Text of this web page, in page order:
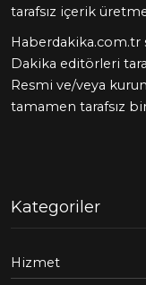
tarafsız içerik
Haberdakika.com.tr
Dakika editörleri
Resmi ve/veya
tamamen tarafsız bir
Kategoriler
Hizmet